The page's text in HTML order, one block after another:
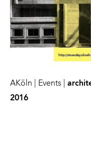
AKöln Events
2016